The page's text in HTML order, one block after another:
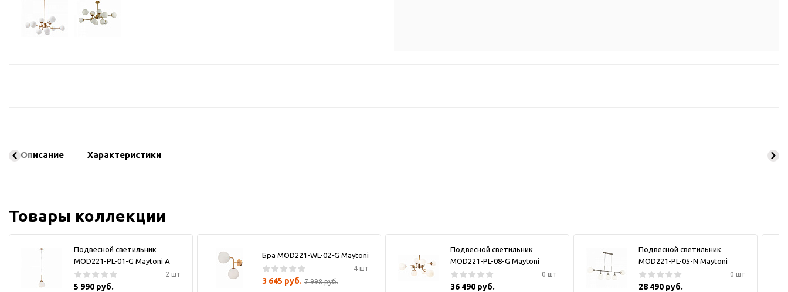
Прожекторы
Ночники
Описание Характеристики
Товары коллекции
Подвесной светильник
MOD221-PL-01-G Maytoni А
2 шт
5 990 руб.
Бра MOD221-WL-02-G Maytoni
4 шт
3 645 руб. 7 998 руб.
Подвесной светильник
MOD221-PL-08-G Maytoni
0 шт
36 490 руб.
Подвесной светильник
MOD221-PL-05-N Maytoni
0 шт
28 490 руб.